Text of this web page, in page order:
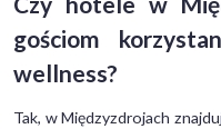
gościom
wellness?
Tak, w Międzyzdrojach